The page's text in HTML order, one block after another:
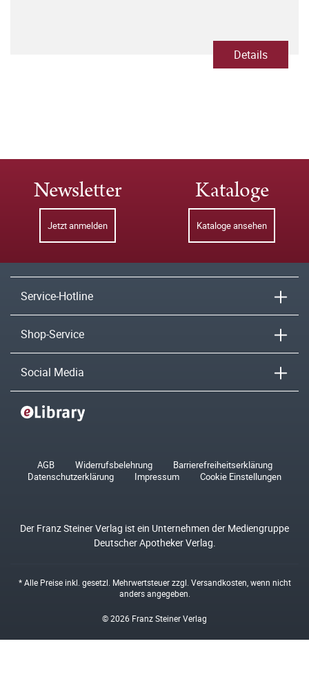
Details
Newsletter
Jetzt anmelden
Kataloge
Kataloge ansehen
Service-Hotline
Shop-Service
Social Media
AGB Widerrufsbelehrung
Barrierefreiheitserklärung
Datenschutzerklärung
Impressum Cookie Einstellungen
Der Franz Steiner Verlag ist ein Unternehmen der Mediengruppe
Deutscher Apotheker Verlag.
* Alle Preise inkl. gesetzl. Mehrwertsteuer zzgl. Versandkosten , wenn nicht
anders angegeben.
© 2026 Franz Steiner Verlag